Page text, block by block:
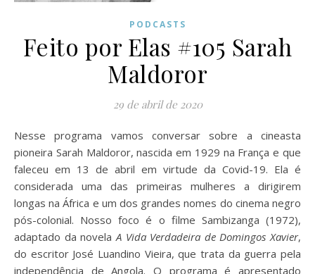
PODCASTS
Feito por Elas #105 Sarah
Maldoror
29 de abril de 2020
Nesse programa vamos conversar sobre a cineasta
pioneira Sarah Maldoror, nascida em 1929 na França e que
faleceu em 13 de abril em virtude da Covid-19. Ela é
considerada uma das primeiras mulheres a dirigirem
longas na África e um dos grandes nomes do cinema negro
pós-colonial. Nosso foco é o filme Sambizanga (1972),
adaptado da novelaA Vida Verdadeira de Domingos Xavier,
do escritor José Luandino Vieira, que trata da guerra pela
independência de Angola. O programa é apresentado